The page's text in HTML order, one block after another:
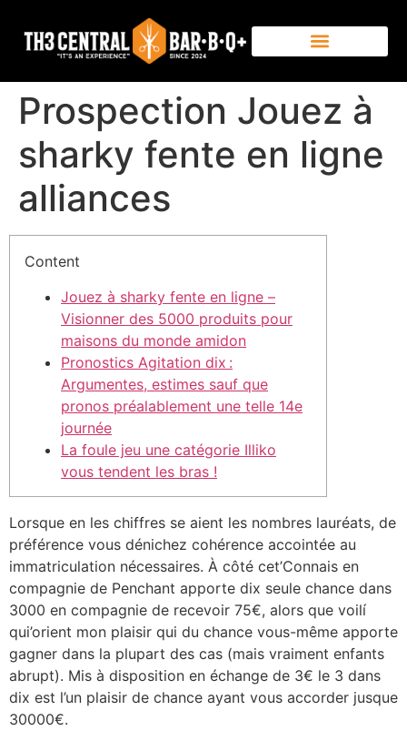
Prospection Jouez à
sharky fente en ligne
alliances
Content
Jouez à sharky fente en ligne –
Visionner des 5000 produits pour
maisons du monde amidon
Pronostics Agitation dix :
Argumentes, estimes sauf que
pronos préalablement une telle 14e
journée
La foule jeu une catégorie Illiko
vous tendent les bras !
Lorsque en les chiffres se aient les nombres lauréats, de
préférence vous dénichez cohérence accointée au
immatriculation nécessaires. À côté cet’Connais en
compagnie de Penchant apporte dix seule chance dans
3000 en compagnie de recevoir 75€, alors que voilí
qui’orient mon plaisir qui du chance vous-même apporte
gagner dans la plupart des cas (mais vraiment enfants
abrupt). Mis à disposition en échange de 3€ le 3 dans
dix est l’un plaisir de chance ayant vous accorder jusque
30000€.